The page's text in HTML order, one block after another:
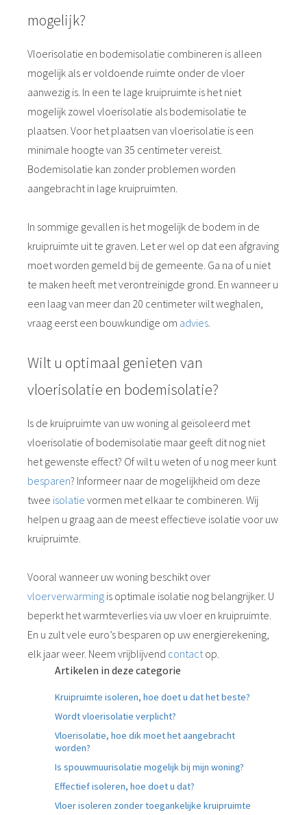
mogelijk?
Vloerisolatie en bodemisolatie combineren is alleen
mogelijk als er voldoende ruimte onder de vloer
aanwezig is. In een te lage kruipruimte is het niet
mogelijk zowel vloerisolatie als bodemisolatie te
plaatsen. Voor het plaatsen van vloerisolatie is een
minimale hoogte van 35 centimeter vereist.
Bodemisolatie kan zonder problemen worden
aangebracht in lage kruipruimten.
In sommige gevallen is het mogelijk de bodem in de
kruipruimte uit te graven. Let er wel op dat een afgraving
moet worden gemeld bij de gemeente. Ga na of u niet
te maken heeft met verontreinigde grond. En wanneer u
een laag van meer dan 20 centimeter wilt weghalen,
vraag eerst een bouwkundige om advies.
Wilt u optimaal genieten van
vloerisolatie en bodemisolatie?
Is de kruipruimte van uw woning al geïsoleerd met
vloerisolatie of bodemisolatie maar geeft dit nog niet
het gewenste effect? Of wilt u weten of u nog meer kunt
besparen? Informeer naar de mogelijkheid om deze
twee isolatie vormen met elkaar te combineren. Wij
helpen u graag aan de meest effectieve isolatie voor uw
kruipruimte.
Vooral wanneer uw woning beschikt over
vloerverwarming is optimale isolatie nog belangrijker. U
beperkt het warmteverlies via uw vloer en kruipruimte.
En u zult vele euro’s besparen op uw energierekening,
elk jaar weer. Neem vrijblijvend contactop.
Artikelen in deze categorie
Kruipruimte isoleren, hoe doet u dat het beste?
Wordt vloerisolatie verplicht?
Vloerisolatie, hoe dik moet het aangebracht
worden?
Is spouwmuurisolatie mogelijk bij mijn woning?
Effectief isoleren, hoe doet u dat?
Vloer isoleren zonder toegankelijke kruipruimte